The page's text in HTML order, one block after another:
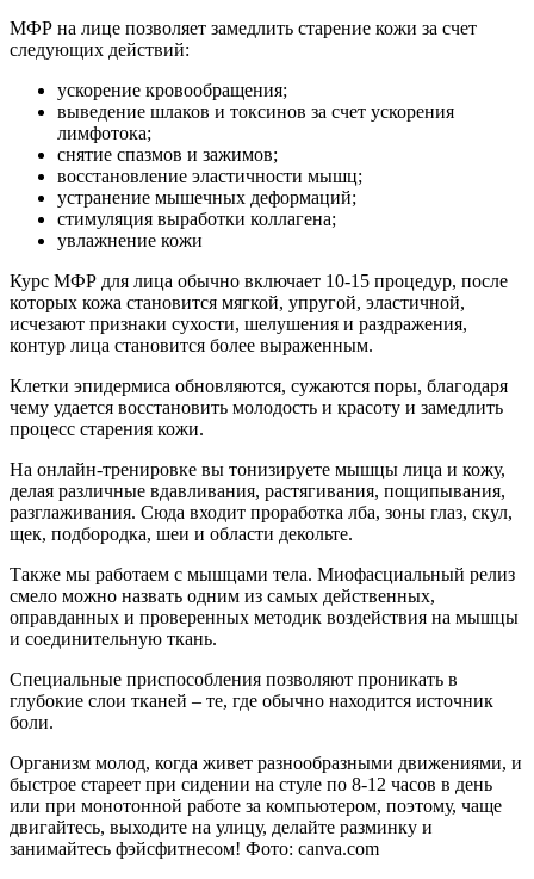
МФР на лице позволяет замедлить старение кожи за счет
следующих действий:
ускорение кровообращения;
выведение шлаков и токсинов за счет ускорения
лимфотока;
снятие спазмов и зажимов;
восстановление эластичности мышц;
устранение мышечных деформаций;
стимуляция выработки коллагена;
увлажнение кожи
Курс МФР для лица обычно включает 10-15 процедур, после
которых кожа становится мягкой, упругой, эластичной,
исчезают признаки сухости, шелушения и раздражения,
контур лица становится более выраженным.
Клетки эпидермиса обновляются, сужаются поры, благодаря
чему удается восстановить молодость и красоту и замедлить
процесс старения кожи.
На онлайн-тренировке вы тонизируете мышцы лица и кожу,
делая различные вдавливания, растягивания, пощипывания,
разглаживания. Сюда входит проработка лба, зоны глаз, скул,
щек, подбородка, шеи и области декольте.
Также мы работаем с мышцами тела. Миофасциальный релиз
смело можно назвать одним из самых действенных,
оправданных и проверенных методик воздействия на мышцы
и соединительную ткань.
Специальные приспособления позволяют проникать в
глубокие слои тканей – те, где обычно находится источник
боли.
Организм молод, когда живет разнообразными движениями, и
быстрое стареет при сидении на стуле по 8-12 часов в день
или при монотонной работе за компьютером, поэтому, чаще
двигайтесь, выходите на улицу, делайте разминку и
занимайтесь фэйсфитнесом! Фото: canva.com